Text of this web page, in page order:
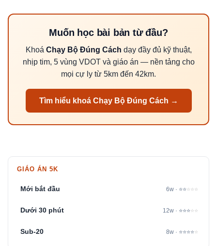
Muốn học bài bản từ đầu?
Khoá Chạy Bộ Đúng Cách dạy đầy đủ kỹ thuật,
nhịp tim, 5 vùng VDOT và giáo án — nền tảng cho
mọi cự ly từ 5km đến 42km.
Tìm hiểu khoá Chạy Bộ Đúng Cách →
GIÁO ÁN 5K
Mới bắt đầu 6w · ⭐⭐⭐⭐⭐
Dưới 30 phút 12w · ⭐⭐⭐⭐⭐
Sub-20 8w · ⭐⭐⭐⭐⭐